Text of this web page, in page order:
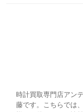
時計買取専門店アン
藤です。こちらでは